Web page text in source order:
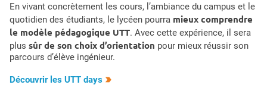
En vivant concrètement les cours, l’ambiance du campus et le
quotidien des étudiants, le lycéen pourra mieux comprendre
le modèle pédagogique UTT. Avec cette expérience, il sera
plus sûr de son choix d’orientation pour mieux réussir son
parcours d’élève ingénieur.
Découvrir les UTT days